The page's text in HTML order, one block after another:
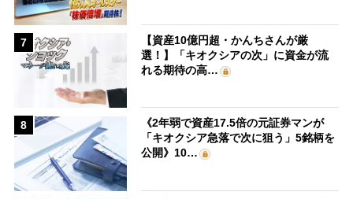
7
【資産10億円超・かんちさんが厳
選！】「キオクシアの次」に資金が流
れる期待の高…
8
《2年弱で資産17.5倍の元証券マンが
「キオクシア急落で次に狙う」5銘柄を
公開》10…